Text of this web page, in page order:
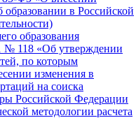
в Российской
образования
№ 118 «Об утверждении
по которым
изменения в
на соиска
Российской Федерации
методологии расчета